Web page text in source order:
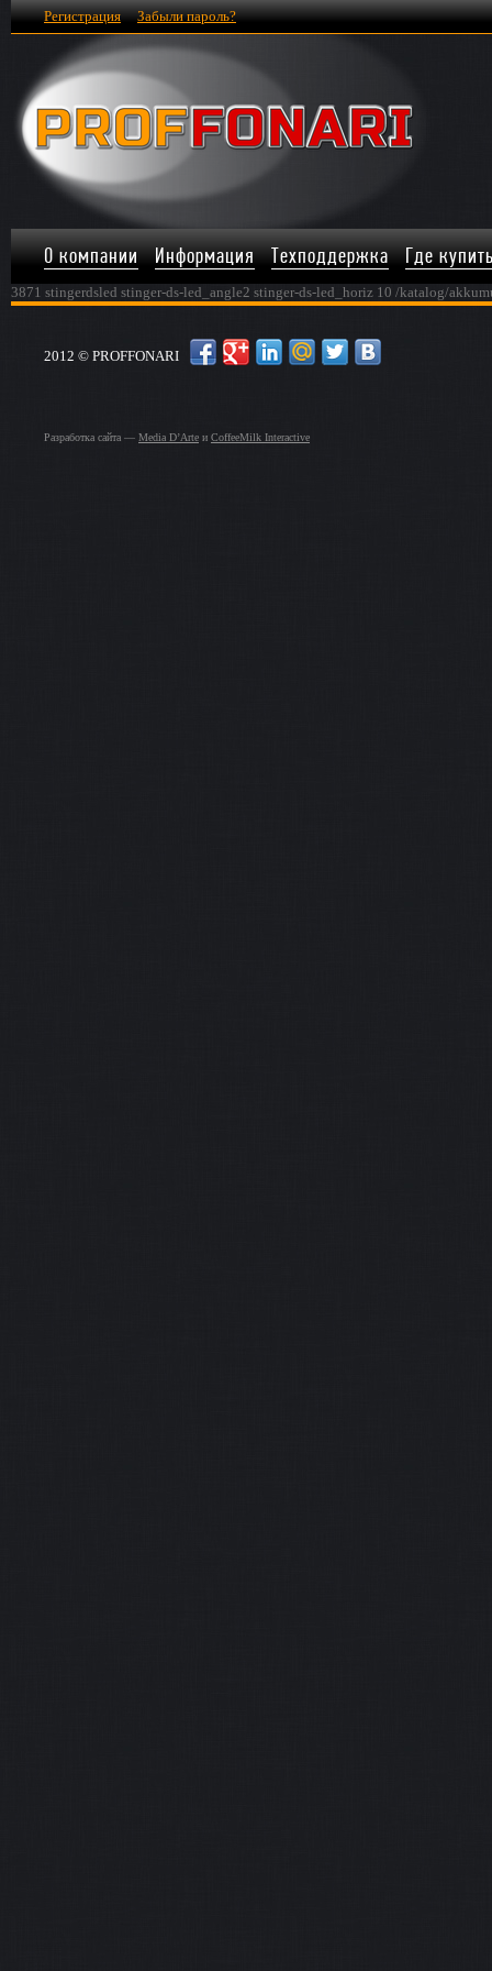
Регистрация Забыли пароль?
О компании Информация Техподдержка Где
3871 stingerdsled stinger-ds-led_angle2 stinger-ds-led_horiz 10 /katalog/
2012 © PROFFONARI
Разработка сайта — Media D’Arte и CoffeeMilk Interactive